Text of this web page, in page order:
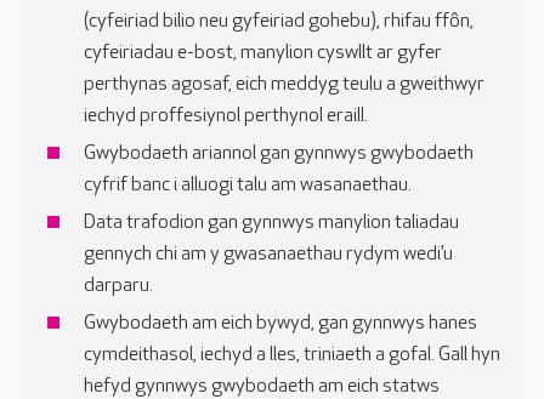
(cyfeiriad bilio neu gyfeiriad gohebu), rhifau ffôn,
cyfeiriadau e-bost, manylion cyswllt ar gyfer
perthynas agosaf, eich meddyg teulu a gweithwyr
iechyd proffesiynol perthynol eraill.
Gwybodaeth ariannol gan gynnwys gwybodaeth
cyfrif banc i alluogi talu am wasanaethau.
Data trafodion gan gynnwys manylion taliadau
gennych chi am y gwasanaethau rydym wedi’u
darparu.
Gwybodaeth am eich bywyd, gan gynnwys hanes
cymdeithasol, iechyd a lles, triniaeth a gofal. Gall hyn
hefyd gynnwys gwybodaeth am eich statws